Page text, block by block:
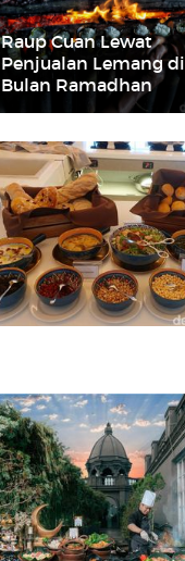
Raup Cuan Lewat
Penjualan Lemang di
Bulan Ramadhan